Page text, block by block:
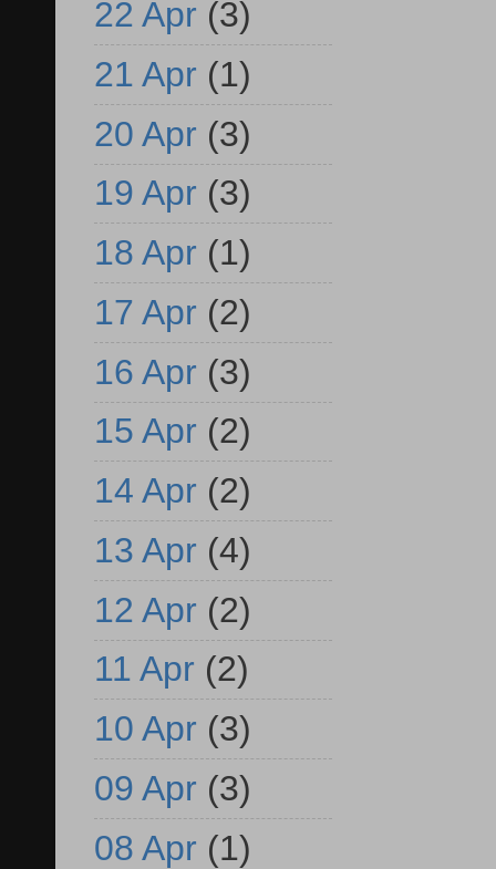
22 Apr (3)
21 Apr (1)
20 Apr (3)
19 Apr (3)
18 Apr (1)
17 Apr (2)
16 Apr (3)
15 Apr (2)
14 Apr (2)
13 Apr (4)
12 Apr (2)
11 Apr (2)
10 Apr (3)
09 Apr (3)
08 Apr (1)